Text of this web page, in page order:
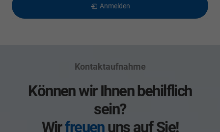
Anmelden
Kontaktaufnahme
Können wir Ihnen behilflich
sein?
Wirfreuenuns auf Sie!